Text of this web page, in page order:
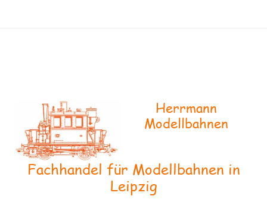
Herrmann
Modellbahnen
Fachhandel für Modellbahnen in
Leipzig